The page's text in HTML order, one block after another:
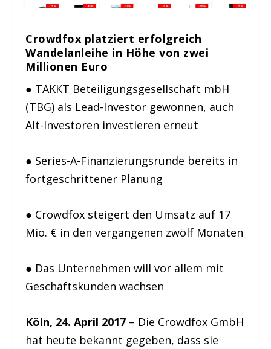
Crowdfox platziert erfolgreich
Wandelanleihe in Höhe von zwei
Millionen Euro
● TAKKT Beteiligungsgesellschaft mbH
(TBG) als Lead-Investor gewonnen, auch
Alt-Investoren investieren erneut
● Series-A-Finanzierungsrunde bereits in
fortgeschrittener Planung
● Crowdfox steigert den Umsatz auf 17
Mio. € in den vergangenen zwölf Monaten
● Das Unternehmen will vor allem mit
Geschäftskunden wachsen
Köln, 24. April 2017 – Die Crowdfox GmbH
hat heute bekannt gegeben, dass sie